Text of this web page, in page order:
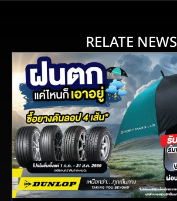
RELATE NEWS